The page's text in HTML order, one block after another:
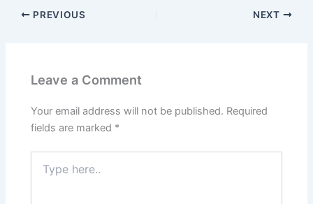
PREVIOUS NEXT
Leave a Comment
Your email address will not be published. Required
fields are marked *
here..